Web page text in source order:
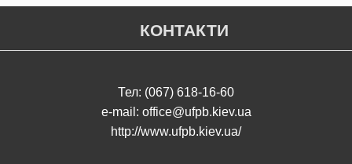
КОНТАКТИ
Тел: (067) 618-16-60
e-mail: office@ufpb.kiev.ua
http://www.ufpb.kiev.ua/